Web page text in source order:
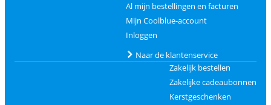
Al mijn bestellingen en facturen
Mijn Coolblue-account
Inloggen
Naar de klantenservice
Zakelijk bestellen
Zakelijke cadeaubonnen
Kerstgeschenken